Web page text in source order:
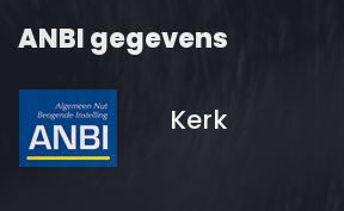
ANBI gegevens
Kerk